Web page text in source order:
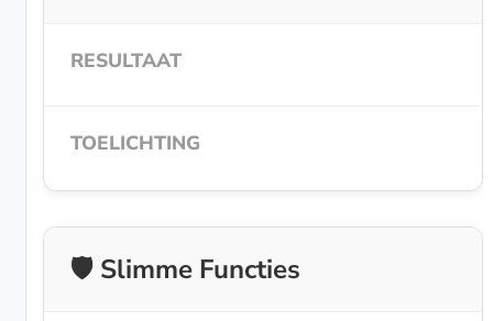
🛡️ Slimme Functies